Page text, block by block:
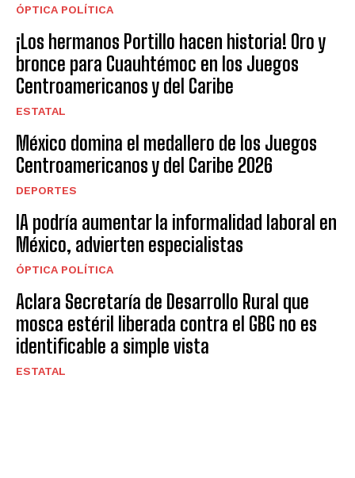
ÓPTICA POLÍTICA
¡Los hermanos Portillo hacen historia! Oro y
bronce para Cuauhtémoc en los Juegos
Centroamericanos y del Caribe
ESTATAL
México domina el medallero de los Juegos
Centroamericanos y del Caribe 2026
DEPORTES
IA podría aumentar la informalidad laboral en
México, advierten especialistas
ÓPTICA POLÍTICA
Aclara Secretaría de Desarrollo Rural que
mosca estéril liberada contra el GBG no es
identificable a simple vista
ESTATAL